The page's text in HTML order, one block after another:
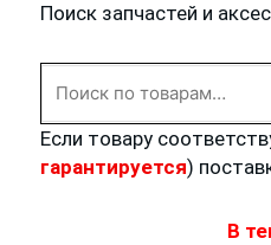
Поиск запчастей и
Если товару
гарантируется)
В